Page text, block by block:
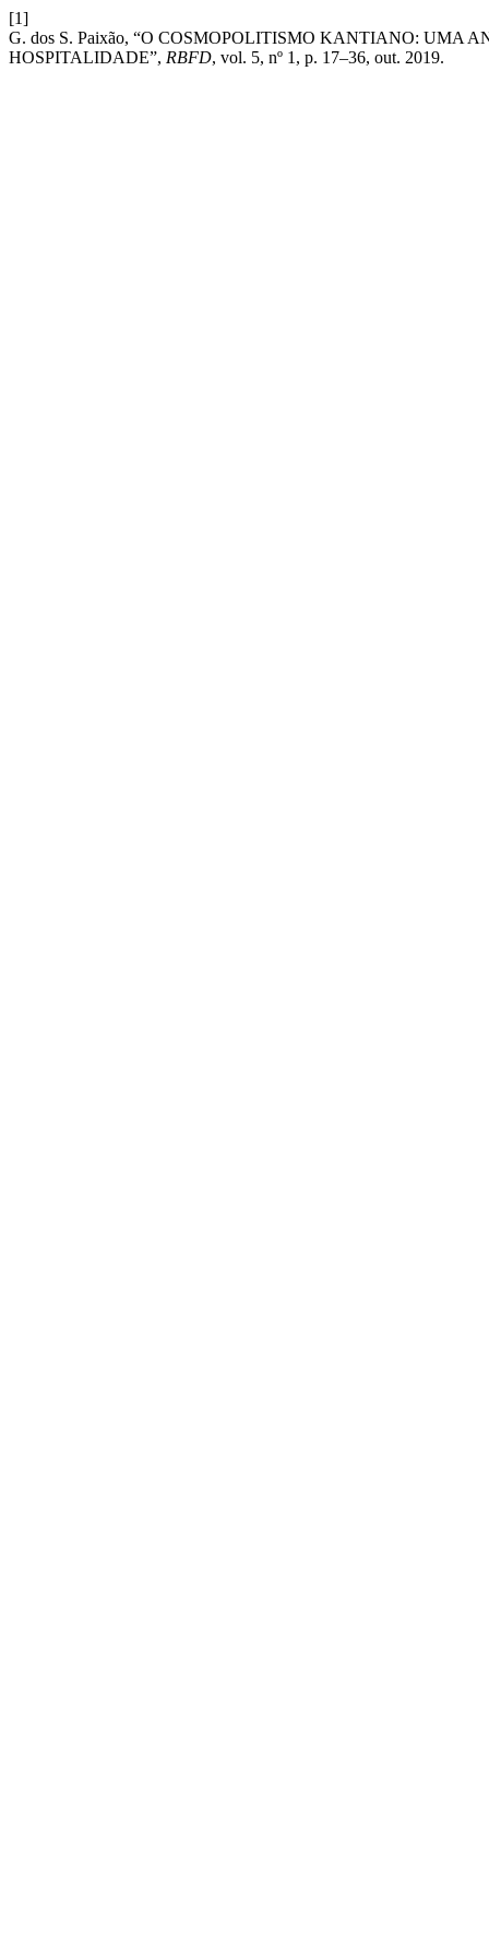
[1]
G. dos S. Paixão, “O COSMOPOLITISMO KANTIANO: UMA
HOSPITALIDADE”, RBFD, vol. 5, nº 1, p. 17–36, out. 2019.